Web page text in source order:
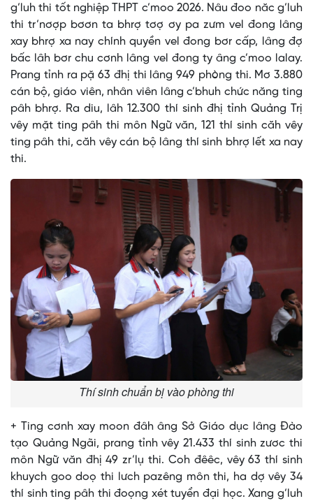
g’luh thi tốt nghiệp THPT c’moo 2026. Nâu đoo năc g’luh
thi tr’nơợp bơơn ta bhrợ tơợ ơy pa zưm vel đong lâng
xay bhrợ xa nay chính quyền vel đong bơr cấp, lâng đợ
bấc lâh bơr chu cơnh lâng vel đong ty âng c’moo lalay.
Prang tỉnh ra pặ 63 đhị thi lâng 949 phòng thi. Mơ 3.880
cán bộ, giáo viên, nhân viên lâng c’bhuh chức năng ting
pâh bhrợ. Ra diu, lâh 12.300 thí sinh đhị tỉnh Quảng Trị
vêy mặt ting pâh thi môn Ngữ văn, 121 thí sinh căh vêy
ting pâh thi, căh vêy cán bộ lâng thí sinh bhrợ lết xa nay
thi.
Thí sinh chuẩn bị vào phòng thi
+ Ting cơnh xay moon đâh âng Sở Giáo dục lâng Đào
tạo Quảng Ngãi, prang tỉnh vêy 21.433 thí sinh zươc thi
môn Ngữ văn đhị 49 zr’lụ thi. Coh đêêc, vêy 63 thí sinh
khuych goo doọ thi lưch pazêng môn thi, ha dợ vêy 34
thí sinh ting pâh thi đoọng xét tuyển đại học. Xang g’luh